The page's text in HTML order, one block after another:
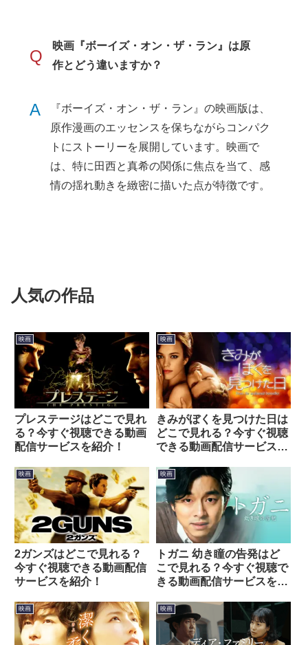
Q
映画『ボーイズ・オン・ザ・ラン』は原
作とどう違いますか？
A
『ボーイズ・オン・ザ・ラン』の映画版は、
原作漫画のエッセンスを保ちながらコンパク
トにストーリーを展開しています。映画で
は、特に田西と真希の関係に焦点を当て、感
情の揺れ動きを緻密に描いた点が特徴です。
人気の作品
映画
プレステージはどこで見れ
る？今すぐ視聴できる動画
配信サービスを紹介！
映画
きみがぼくを見つけた日は
どこで見れる？今すぐ視聴
できる動画配信サービスを
映画
2ガンズはどこで見れる？
今すぐ視聴できる動画配信
サービスを紹介！
映画
トガニ 幼き瞳の告発はど
こで見れる？今すぐ視聴で
きる動画配信サービスを紹
映画 映画